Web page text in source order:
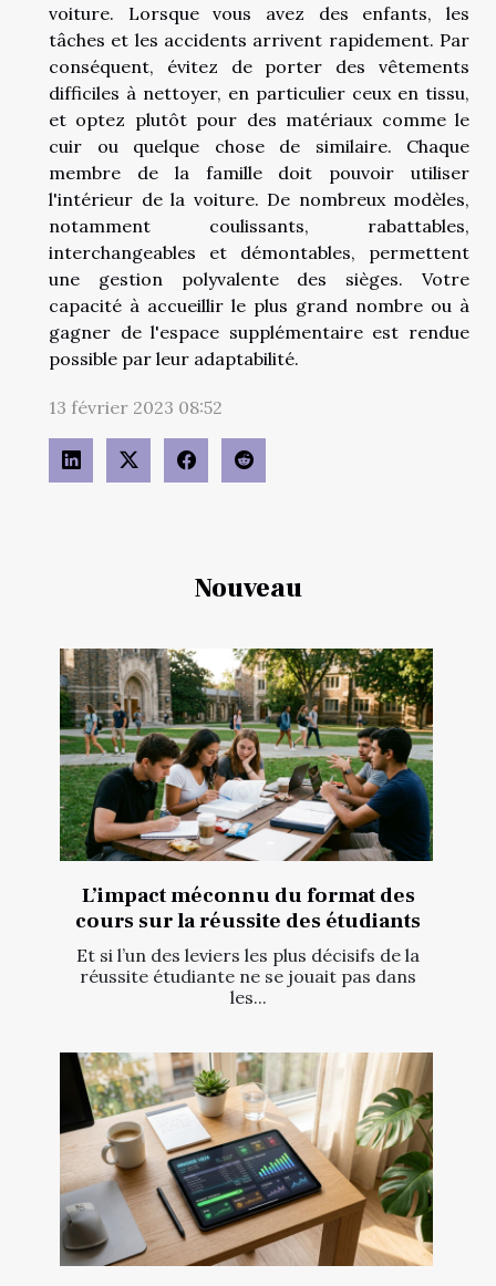
Nouveau
L’impact méconnu du format des
cours sur la réussite des étudiants
Et si l’un des leviers les plus décisifs de la
réussite étudiante ne se jouait pas dans
les...
voiture. Lorsque vous avez des enfants, les
tâches et les accidents arrivent rapidement. Par
conséquent, évitez de porter des vêtements
difficiles à nettoyer, en particulier ceux en tissu,
et optez plutôt pour des matériaux comme le
cuir ou quelque chose de similaire. Chaque
membre de la famille doit pouvoir utiliser
l'intérieur de la voiture. De nombreux modèles,
notamment coulissants, rabattables,
interchangeables et démontables, permettent
une gestion polyvalente des sièges. Votre
capacité à accueillir le plus grand nombre ou à
gagner de l'espace supplémentaire est rendue
possible par leur adaptabilité.
13 février 2023 08:52